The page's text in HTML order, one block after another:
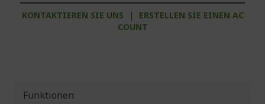
KONTAKTIEREN SIE UNS |
ERSTELLEN SIE EINEN AC
COUNT
Funktionen